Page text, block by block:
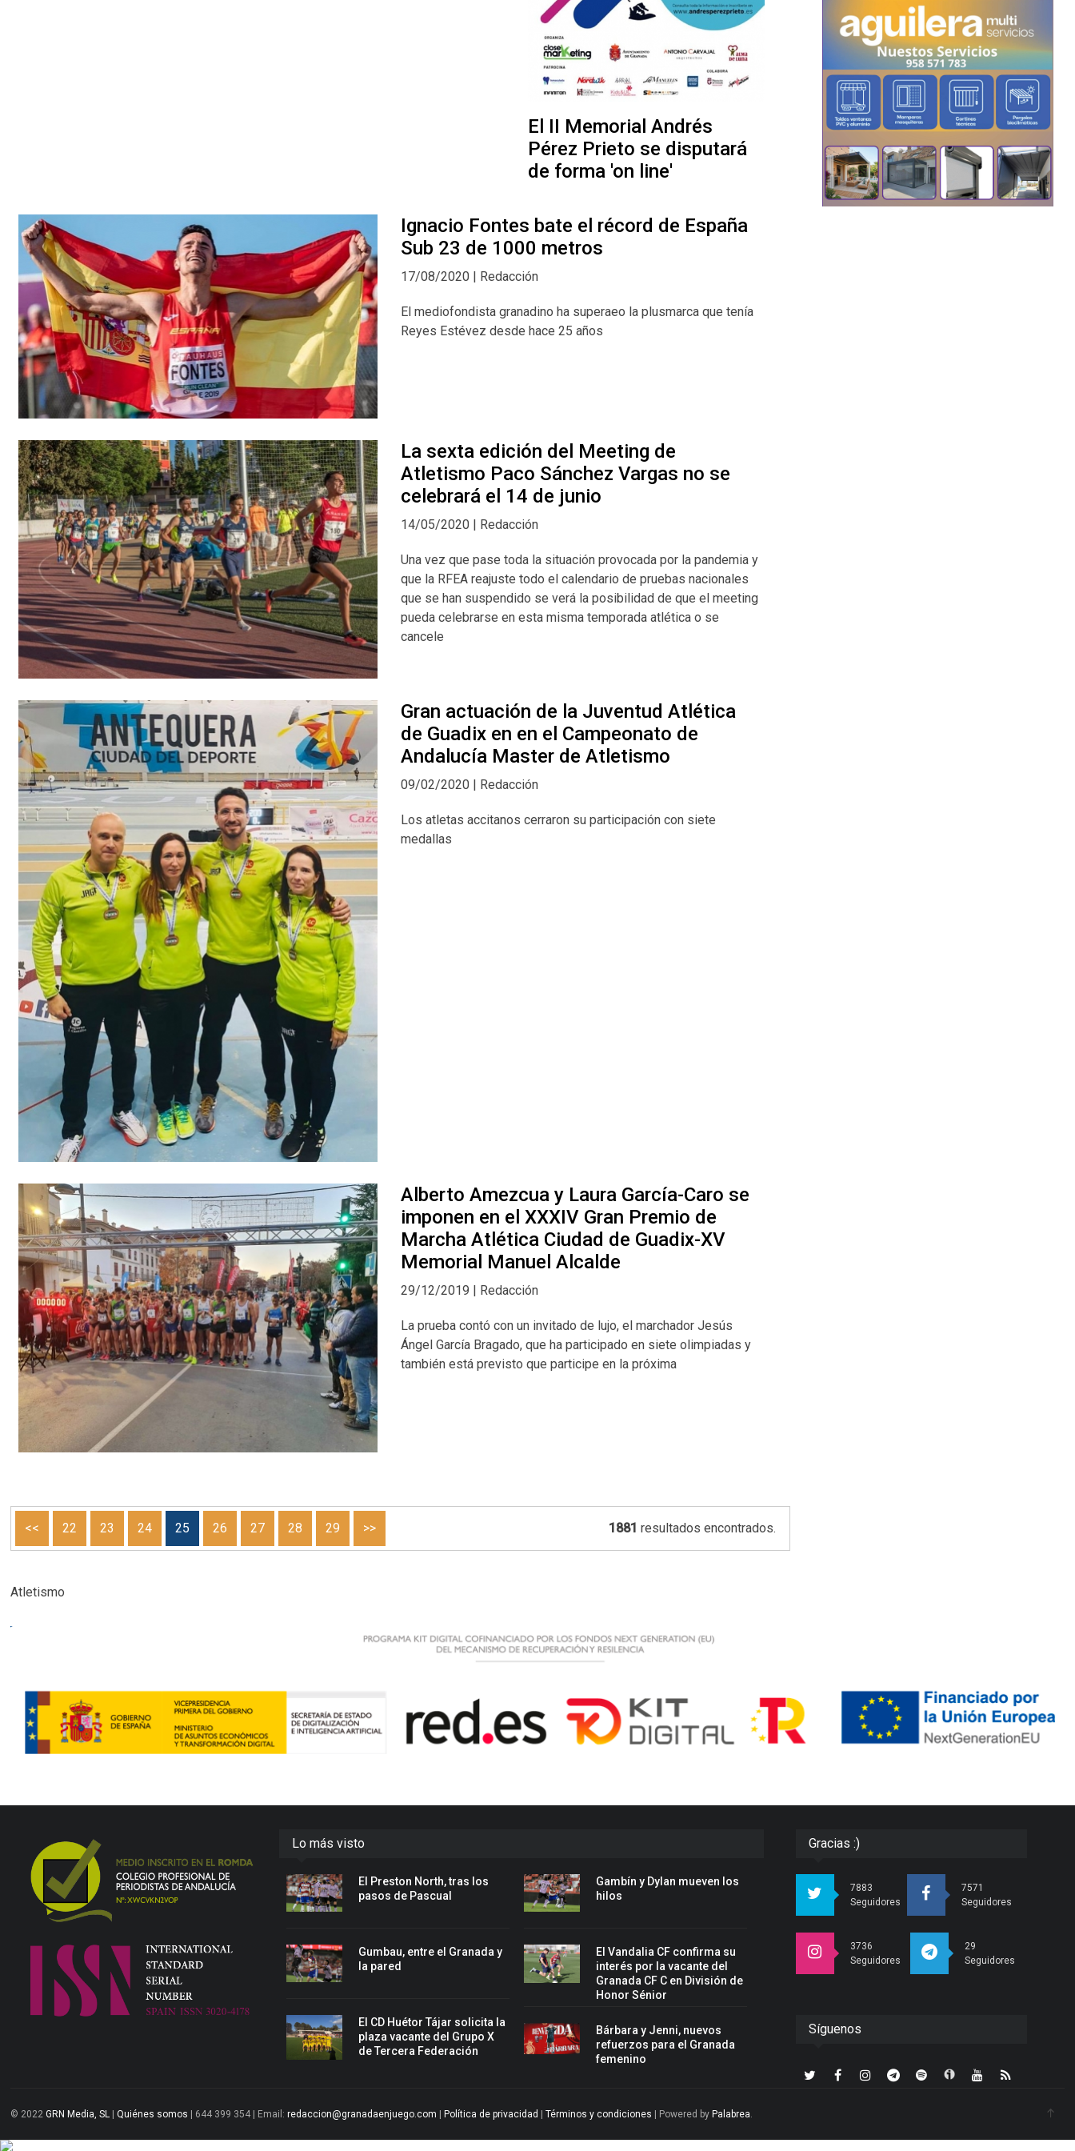
El II Memorial Andrés
Pérez Prieto se disputará
de forma 'on line'
Ignacio Fontes bate el récord de España
Sub 23 de 1000 metros
17/08/2020 | Redacción
El mediofondista granadino ha superaeo la plusmarca que tenía
Reyes Estévez desde hace 25 años
La sexta edición del Meeting de
Atletismo Paco Sánchez Vargas no se
celebrará el 14 de junio
14/05/2020 | Redacción
Una vez que pase toda la situación provocada por la pandemia y
que la RFEA reajuste todo el calendario de pruebas nacionales
que se han suspendido se verá la posibilidad de que el meeting
pueda celebrarse en esta misma temporada atlética o se
cancele
Gran actuación de la Juventud Atlética
de Guadix en en el Campeonato de
Andalucía Master de Atletismo
09/02/2020 | Redacción
Los atletas accitanos cerraron su participación con siete
medallas
Alberto Amezcua y Laura García-Caro se
imponen en el XXXIV Gran Premio de
Marcha Atlética Ciudad de Guadix-XV
Memorial Manuel Alcalde
29/12/2019 | Redacción
La prueba contó con un invitado de lujo, el marchador Jesús
Ángel García Bragado, que ha participado en siete olimpiadas y
también está previsto que participe en la próxima
<< 22 23 24 25 26 27 28 29 >> 1881 resultados encontrados.
Atletismo
Lo más visto
El Preston North, tras los
pasos de Pascual
Gumbau, entre el Granada y
la pared
El CD Huétor Tájar solicita la
plaza vacante del Grupo X
de Tercera Federación
Gambín y Dylan mueven los
hilos
El Vandalia CF confirma su
interés por la vacante del
Granada CF C en División de
Honor Sénior
Bárbara y Jenni, nuevos
refuerzos para el Granada
femenino
Gracias :)
7883
Seguidores
7571
Seguidores
3736
Seguidores
29
Seguidores
Síguenos
© 2022GRN Media, SL |Quiénes somos | 644 399 354 | Email:redaccion@granadaenjuego.com Política de privacidad |Términos y condiciones | Powered by Palabrea.